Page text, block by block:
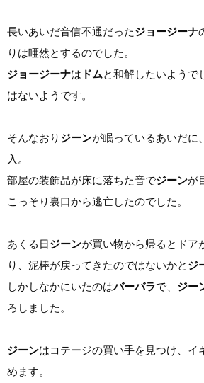
長いあいだ音信不通だったジョージーナ
りは唖然とするのでした。
ジョージーナは ドムと和解したいようで
はないようです。
そんなおり ジーンが眠っているあいだに
入。
部屋の装飾品が床に落ちた音でジーンが
こっそり裏口から逃亡したのでした。
あくる日ジーンが買い物から帰るとドア
り、泥棒が戻ってきたのではないかと ジ
しかしなかにいたのはバーバラで、 ジー
ろしました。
ジーンはコテージの買い手を見つけ、イ
めます。